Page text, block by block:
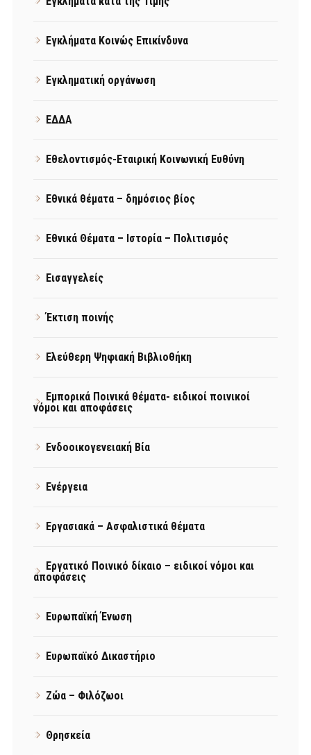
Εγκλήματα Κοινώς Επικίνδυνα
Εγκληματική οργάνωση
ΕΔΔΑ
Εθελοντισμός-Εταιρική Κοινωνική Ευθύνη
Εθνικά θέματα – δημόσιος βίος
Εθνικά Θέματα – Ιστορία – Πολιτισμός
Εισαγγελείς
Έκτιση ποινής
Ελεύθερη Ψηφιακή Βιβλιοθήκη
Εμπορικά Ποινικά θέματα- ειδικοί ποινικοί
νόμοι και αποφάσεις
Ενδοοικογενειακή Βία
Ενέργεια
Εργασιακά – Ασφαλιστικά θέματα
Εργατικό Ποινικό δίκαιο – ειδικοί νόμοι και
αποφάσεις
Ευρωπαϊκή Ένωση
Ευρωπαϊκό Δικαστήριο
Ζώα – Φιλόζωοι
Θρησκεία